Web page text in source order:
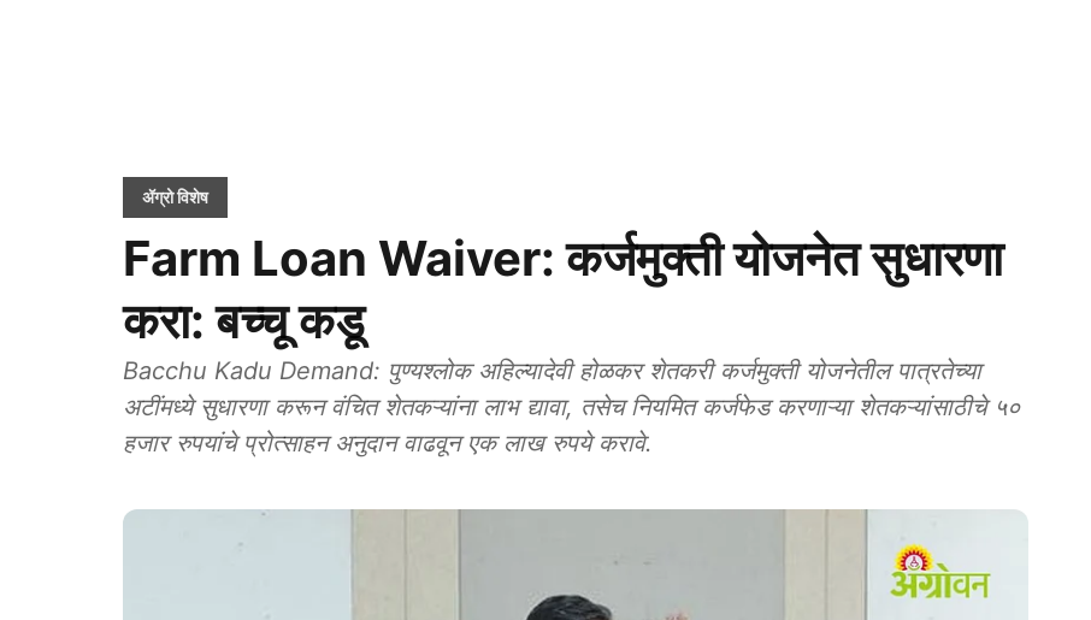
ॲग्रो विशेष
Farm Loan Waiver: कर्जमुक्ती योजनेत सुधारणा
करा: बच्चू कडू
Bacchu Kadu Demand: पुण्यश्लोक अहिल्यादेवी होळकर शेतकरी कर्जमुक्ती योजनेतील पात्रतेच्या
अटींमध्ये सुधारणा करून वंचित शेतकऱ्यांना लाभ द्यावा, तसेच नियमित कर्जफेड करणाऱ्या शेतकऱ्यांसाठीचे ५०
हजार रुपयांचे प्रोत्साहन अनुदान वाढवून एक लाख रुपये करावे.